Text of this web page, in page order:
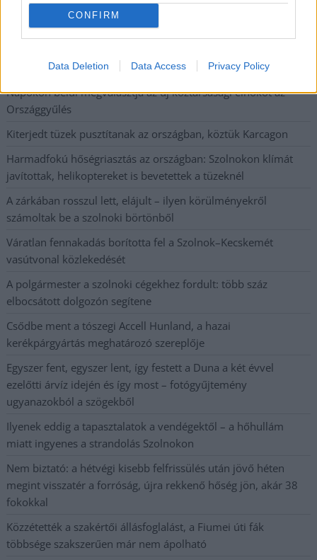
CONFIRM
Data Deletion Data Access Privacy Policy
Csendélet 5.0: alig balesetveszélyes lépcső és remek
állapotban levő buszmegálló mutatja, hogy Szolnok mennyire
élhető város
Pénteken újra csökken a benzin és a gázolaj ára is
Napokon belül megválasztja az új köztársasági elnököt az
Országgyűlés
Kiterjedt tüzek pusztítanak az országban, köztük Karcagon
Harmadfokú hőségriasztás az országban: Szolnokon klímát
javítottak, helikoptereket is bevetettek a tüzeknél
A zárkában rosszul lett, elájult – ilyen körülményekről
számoltak be a szolnoki börtönből
Váratlan fennakadás borította fel a Szolnok–Kecskemét
vasútvonal közlekedését
A polgármester a szolnoki cégekhez fordult: több száz
elbocsátott dolgozón segítene
Csődbe ment a tószegi Accell Hunland, a hazai
kerékpárgyártás meghatározó szereplője
Egyszer fent, egyszer lent, így festett a Duna a két évvel
ezelőtti árvíz idején és így most – fotógyűjtemény
ugyanazokból a szögekből
Ilyenek eddig a tapasztalatok a vendégektől – a hőhullám
miatt ingyenes a strandolás Szolnokon
Nem biztató: a hétvégi kisebb felfrissülés után jövő héten
megint visszatér a forróság, újra rekkenő hőség jön, akár 38
fokokkal
Közzétették a szakértői állásfoglalást, a Fiumei úti fák
többsége szakszerűen már nem ápolható